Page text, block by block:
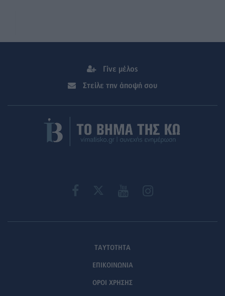
Γίνε μέλος
Στείλε την άποψή σου
ΤΑΥΤΟΤΗΤΑ
ΕΠΙΚΟΙΝΩΝΙΑ
ΟΡΟΙ ΧΡΗΣΗΣ